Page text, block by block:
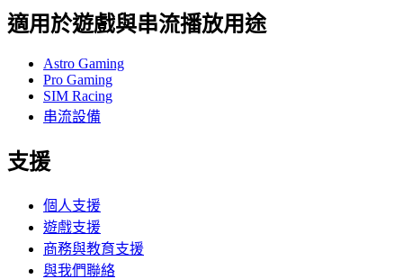
適用於遊戲與串流播放用途
Astro Gaming
Pro Gaming
SIM Racing
串流設備
支援
個人支援
遊戲支援
商務與教育支援
與我們聯絡